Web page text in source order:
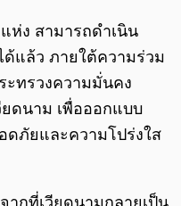
ห่ง สามารถดำเนิน
แล้ว ภายใต้ความร่วม
ะทรวงความมั่นคง
ดนาม เพื่อออกแบบ
ดภัยและความโปร่งใส